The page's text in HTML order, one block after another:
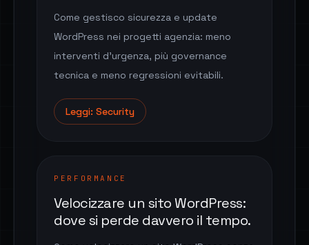
Come gestisco sicurezza e update
WordPress nei progetti agenzia: meno
interventi d'urgenza, più governance
tecnica e meno regressioni evitabili.
Leggi: Security
PERFORMANCE
Velocizzare un sito WordPress:
dove si perde davvero il tempo.